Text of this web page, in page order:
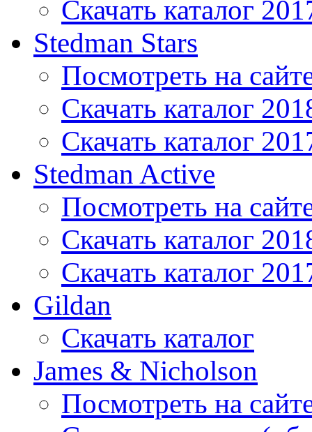
Скачать каталог
Stedman Stars
Посмотреть на
Скачать каталог
Скачать каталог
Stedman Active
Посмотреть на
Скачать каталог
Скачать каталог
Gildan
Скачать каталог
James & Nicholson
Посмотреть на